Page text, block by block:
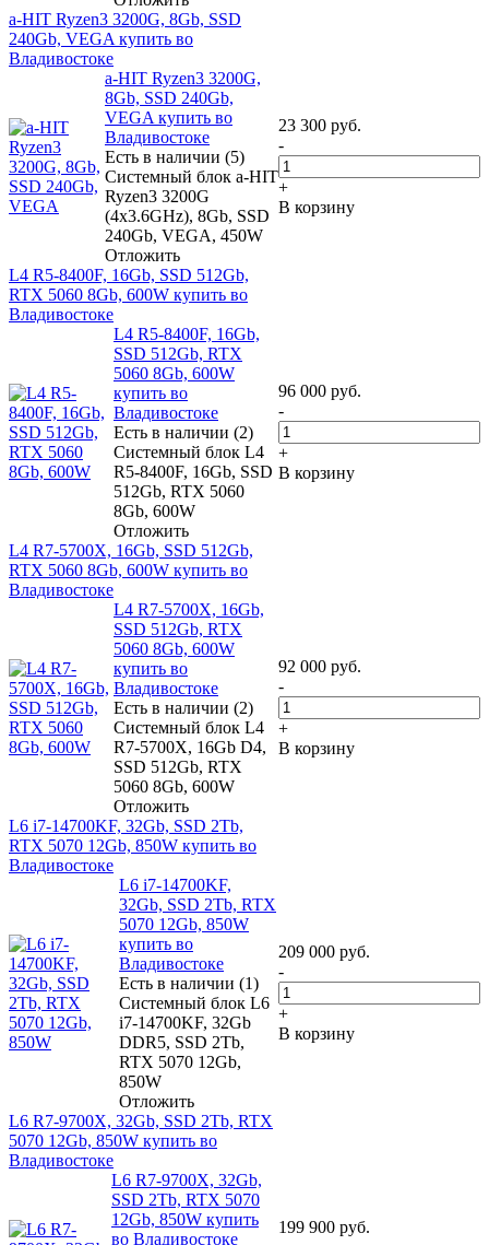
a-HIT Ryzen3 3200G, 8Gb, SSD
240Gb, VEGA купить во
Владивостоке
a-HIT Ryzen3 3200G,
8Gb, SSD 240Gb,
VEGA купить во
Владивостоке
Есть в наличии (5)
Системный блок a-HIT
Ryzen3 3200G
(4x3.6GHz), 8Gb, SSD
240Gb, VEGA, 450W
Отложить
23 300 руб.
-
+
В корзину
L4 R5-8400F, 16Gb, SSD 512Gb,
RTX 5060 8Gb, 600W купить во
Владивостоке
L4 R5-8400F, 16Gb,
SSD 512Gb, RTX
5060 8Gb, 600W
купить во
Владивостоке
Есть в наличии (2)
Системный блок L4
R5-8400F, 16Gb, SSD
512Gb, RTX 5060
8Gb, 600W
Отложить
96 000 руб.
-
+
В корзину
L4 R7-5700X, 16Gb, SSD 512Gb,
RTX 5060 8Gb, 600W купить во
Владивостоке
L4 R7-5700X, 16Gb,
SSD 512Gb, RTX
5060 8Gb, 600W
купить во
Владивостоке
Есть в наличии (2)
Системный блок L4
R7-5700X, 16Gb D4,
SSD 512Gb, RTX
5060 8Gb, 600W
Отложить
92 000 руб.
-
+
В корзину
L6 i7-14700KF, 32Gb, SSD 2Tb,
RTX 5070 12Gb, 850W купить во
Владивостоке
L6 i7-14700KF,
32Gb, SSD 2Tb, RTX
5070 12Gb, 850W
купить во
Владивостоке
Есть в наличии (1)
Системный блок L6
i7-14700KF, 32Gb
DDR5, SSD 2Tb,
RTX 5070 12Gb,
850W
Отложить
209 000 руб.
-
+
В корзину
L6 R7-9700X, 32Gb, SSD 2Tb, RTX
5070 12Gb, 850W купить во
Владивостоке
L6 R7-9700X, 32Gb,
SSD 2Tb, RTX 5070
12Gb, 850W купить
во Владивостоке
199 900 руб.